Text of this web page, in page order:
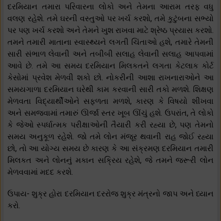
દરમિયાન તમારા પરિવારના લોકો અને તેમના આરામ તરફ વધુ
વલણ રહેશે. તમે ઘરની વસ્તુઓ પર ખર્ચ કરશો, તમે કુટુંબના સભ્યો
પર પણ ખર્ચ કરશો અને તેમને ખુશ રાખવા માટે શ્રેષ્ઠ પ્રયાસ કરશો.
તમને તમારી માતાના સ્વાસ્થ્યને લગતી ચિંતાઓ હશે, તમારે તેમની
સારી સંભાળ લેવાની અને તબીબી સલાહ લેવાની સલાહ આપવામાં
આવે છે. તમે આ સમય દરમિયાન મિલકતને લગતા કેટલાક કોર્ટ
કેસોમાં પ્રવેશ મેળવી શકો છો. નોકરીની આશા રાખનારાઓને આ
સમયગાળા દરમિયાન ઘરેથી કામ કરવાની સારી તકો મળશે. શિક્ષણ
મેળવતા વિદ્યાર્થીઓને સફળતા મળશે, કારણ કે વિષયો શીખવા
અને સમજવામાં તમારું ઊર્જા સ્તર ખૂબ ઊંચું હશે. ઉપરાંત, તે લોકો
કે જેઓ સ્પર્ધાત્મક પરીક્ષાઓની તૈયારી કરી રહ્યા છે, પણ તેમનો
સમય અનુકૂળ રહેશે. જો તમે લોન મંજૂર થવાની રાહ જોઈ રહ્યા
છો, તો આ યોગ્ય સમય છે કારણ કે આ સંક્રમણ દરમિયાન તમારી
મિલકત અને લોનનું મકાન સક્રિય રહેશે, જે તમને જરૂરી લોન
મેળવવામાં મદદ કરશે.
ઉપાય- શુક્ર હોરા દરમિયાન દરરોજ શુક્ર મંત્રનો જાપ અને ધ્યાન
કરો.